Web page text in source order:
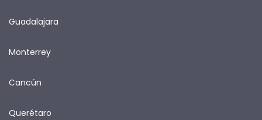
Guadalajara
Monterrey
Cancún
Querétaro